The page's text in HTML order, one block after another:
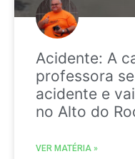
Acidente: A
professora
acidente e
no Alto do
VER MATÉRIA »